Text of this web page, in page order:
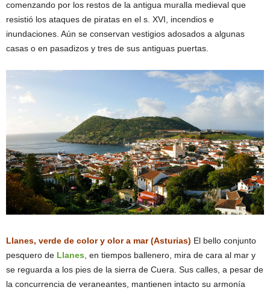
comenzando por los restos de la antigua muralla medieval que
resistió los ataques de piratas en el s. XVI, incendios e
inundaciones. Aún se conservan vestigios adosados a algunas
casas o en pasadizos y tres de sus antiguas puertas.
Llanes, verde de color y olor a mar (Asturias) El bello conjunto
pesquero de Llanes, en tiempos ballenero, mira de cara al mar y
se reguarda a los pies de la sierra de Cuera. Sus calles, a pesar de
la concurrencia de veraneantes, mantienen intacto su armonía